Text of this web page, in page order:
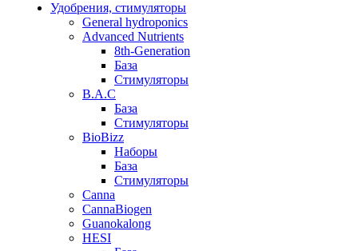
Удобрения, стимуляторы
General hydroponics
Advanced Nutrients
8th-Generation
База
Стимуляторы
B.A.C
База
Стимуляторы
BioBizz
Наборы
База
Стимуляторы
Canna
CannaBiogen
Guanokalong
HESI